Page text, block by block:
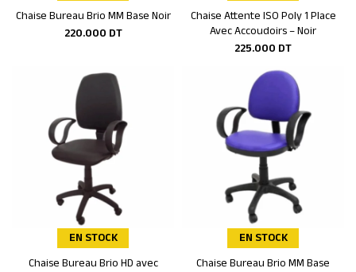
Ajouter au panier
Chaise Bureau Brio MM Base Noir
220.000 DT
Ajouter au panier
Chaise Attente ISO Poly 1 Place
Avec Accoudoirs – Noir
225.000 DT
EN STOCK
Ajouter au panier
Chaise Bureau Brio HD avec
EN STOCK
Ajouter au panier
Chaise Bureau Brio MM Base